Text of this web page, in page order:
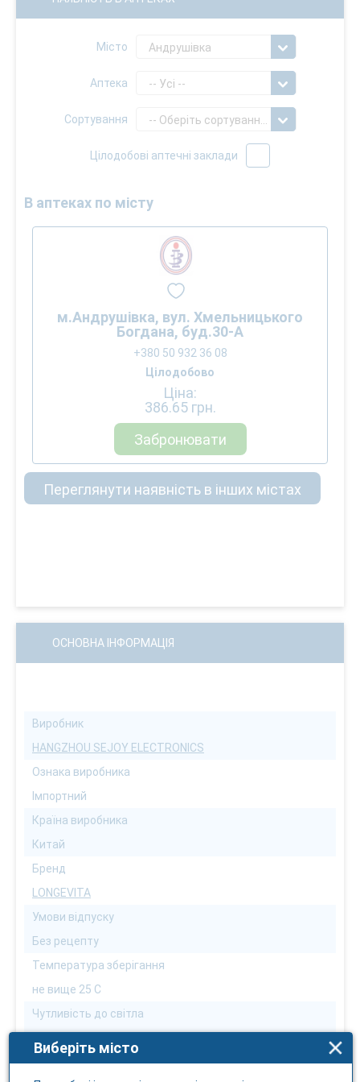
Місто Андрушівка
Аптека -- Усі --
Сортування
Цілодобові аптечні заклади
В аптеках по місту
м.Андрушівка, вул. Хмельницького
Богдана, буд.30-А
+380 50 932 36 08
Цілодобово
Ціна:
386.65 грн.
Забронювати
Переглянути наявність в інших містах
ОСНОВНА ІНФОРМАЦІЯ
Виробник
HANGZHOU SEJOY ELECTRONICS
Ознака виробника
Імпортний
Країна виробника
Китай
Бренд
LONGEVITA
Умови відпуску
Без рецепту
Температура зберігання
не вище 25 С
Чутливість до світла
Виберіть місто